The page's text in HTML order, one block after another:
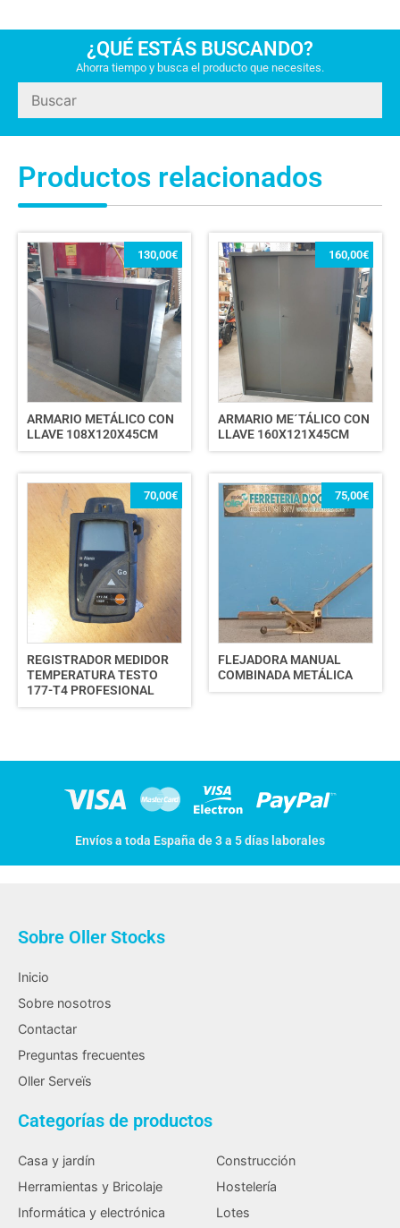
¿QUÉ ESTÁS BUSCANDO?
Ahorra tiempo y busca el producto que necesites.
Productos relacionados
ARMARIO METÁLICO CON
LLAVE 108X120X45CM
130,00€
ARMARIO ME´TÁLICO CON
LLAVE 160X121X45CM
160,00€
REGISTRADOR MEDIDOR
TEMPERATURA TESTO
177-T4 PROFESIONAL
70,00€
FLEJADORA MANUAL
COMBINADA METÁLICA
75,00€
Envíos a toda España de 3 a 5 días laborales
Sobre Oller Stocks
Inicio
Sobre nosotros
Contactar
Preguntas frecuentes
Oller Serveïs
Categorías de productos
Casa y jardín
Construcción
Herramientas y Bricolaje
Hostelería
Informática y electrónica
Lotes